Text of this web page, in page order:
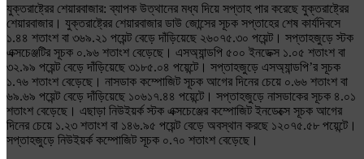
যুক্তরাষ্ট্রের শেয়ারবাজার: ব্যাপক উত্থানের মধ্য দিয়ে সপ্তাহ পার করেছে যুক্তরাষ্ট্রের
শেয়ারবাজার। যুক্তরাষ্ট্রের শেয়ারবাজার ডাউ জোন্সের সূচক সপ্তাহের শেষ কার্যদিবসে
১.৪৪ শতাংশ বা ৩৬৯.২১ পয়েন্ট বেড়ে দাঁড়িয়েছে ২৬০৭৫.৩০ পয়েন্ট। সপ্তাহজুড়ে স্টক
এক্সচেঞ্জটির সূচক ০.৯৬ শতাংশ বেড়েছে। এসঅ্যান্ডপি ৫০০ ইনডেক্স ১.০৫ শতাংশ বা
৩২.৯৯ পয়েন্ট বেড়ে দাঁড়িয়েছে ৩১৮৫.০৪ পয়েন্টে। সপ্তাহজুড়ে এসঅ্যান্ডপি’র সূচক
১.৭৬ শতাংশ বেড়েছে। নাসডাক কম্পোজিট সূচক আগের দিনের চেয়ে ০.৬৬ শতাংশ বা
৬৯.৬৯ পয়েন্ট বেড়ে দাঁড়িয়েছে ১০৬১৭.৪৪ পয়েন্টে। সপ্তাহজুড়ে নাসডাকের সূচক ৪.০১
শতাংশ বেড়েছে। এছাড়া নিউইয়র্ক স্টক এক্সচেঞ্জের কম্পোজিট ইনডেক্সে সূচক আগের
দিনের চেয়ে ১.২৩ শতাংশ বা ১৪৬.৯৫ পয়েন্ট বেড়ে অবস্থান করছে ১২০৭৫.৫৮ পয়েন্টে।
সপ্তাহজুড়ে নিউইয়র্ক কম্পোজিট সূচক ০.৭০ শতাংশ বেড়েছে।